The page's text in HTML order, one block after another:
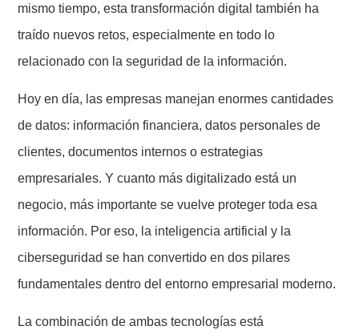
mismo tiempo, esta transformación digital también ha
traído nuevos retos, especialmente en todo lo
relacionado con la seguridad de la información.
Hoy en día, las empresas manejan enormes cantidades
de datos: información financiera, datos personales de
clientes, documentos internos o estrategias
empresariales. Y cuanto más digitalizado está un
negocio, más importante se vuelve proteger toda esa
información. Por eso, la inteligencia artificial y la
ciberseguridad se han convertido en dos pilares
fundamentales dentro del entorno empresarial moderno.
La combinación de ambas tecnologías está